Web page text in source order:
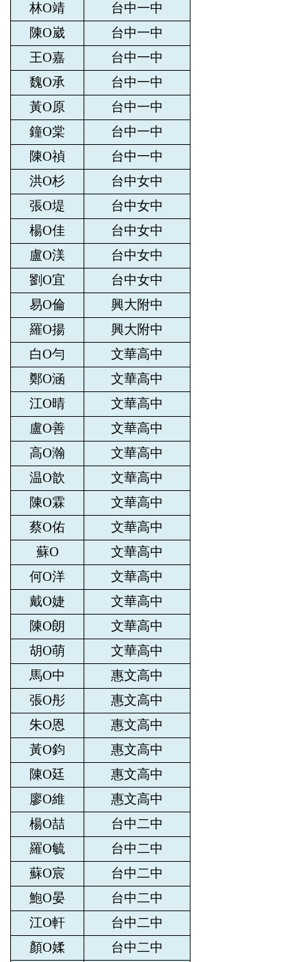
林O靖
台中一中
陳O崴
台中一中
王O嘉
台中一中
魏O承
台中一中
黃O原
台中一中
鐘O棠
台中一中
陳O禎
台中一中
洪O杉
台中女中
張O堤
台中女中
楊O佳
台中女中
盧O渼
台中女中
劉O宜
台中女中
易O倫
興大附中
羅O揚
興大附中
白O勻
文華高中
鄭O涵
文華高中
江O晴
文華高中
盧O善
文華高中
高O瀚
文華高中
温O歆
文華高中
陳O霖
文華高中
蔡O佑
文華高中
蘇O
文華高中
何O洋
文華高中
戴O婕
文華高中
陳O朗
文華高中
胡O萌
文華高中
馬O中
惠文高中
張O彤
惠文高中
朱O恩
惠文高中
黃O鈞
惠文高中
陳O廷
惠文高中
廖O維
惠文高中
楊O喆
台中二中
羅O毓
台中二中
蘇O宸
台中二中
鮑O晏
台中二中
江O軒
台中二中
顏O媃
台中二中